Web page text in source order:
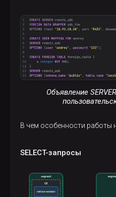
Объявление
В чем особенности работы
SELECT-запросы